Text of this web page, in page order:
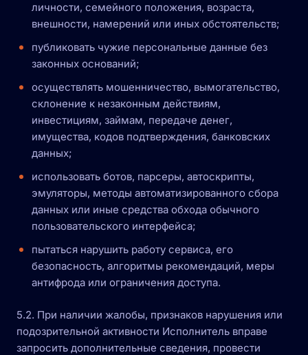
личности, семейного положения, возраста,
внешности, намерений или иных обстоятельств;
публиковать чужие персональные данные без
законных оснований;
осуществлять мошенничество, вымогательство,
склонение к незаконным действиям,
инвестициям, займам, передаче денег,
имущества, кодов подтверждения, банковских
данных;
использовать ботов, парсеры, автоскрипты,
эмуляторы, методы автоматизированного сбора
данных или иные средства обхода обычного
пользовательского интерфейса;
пытаться нарушить работу сервиса, его
безопасность, алгоритмы рекомендаций, меры
антифрода или ограничения доступа.
5.2. При наличии жалобы, признаков нарушения или
подозрительной активности Исполнитель вправе
запросить дополнительные сведения, провести